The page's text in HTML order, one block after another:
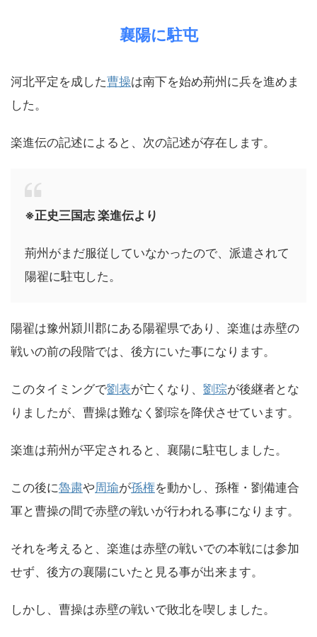
襄陽に駐屯
河北平定を成した曹操は南下を始め荊州に兵を進めま
した。
楽進伝の記述によると、次の記述が存在します。
※正史三国志 楽進伝より
荊州がまだ服従していなかったので、派遣されて
陽翟に駐屯した。
陽翟は豫州潁川郡にある陽翟県であり、楽進は赤壁の
戦いの前の段階では、後方にいた事になります。
このタイミングで劉表が亡くなり、 劉琮が後継者とな
りましたが、曹操は難なく劉琮を降伏させています。
楽進は荊州が平定されると、襄陽に駐屯しました。
この後に魯粛や周瑜が孫権を動かし、孫権・劉備連合
軍と曹操の間で赤壁の戦いが行われる事になります。
それを考えると、楽進は赤壁の戦いでの本戦には参加
せず、後方の襄陽にいたと見る事が出来ます。
しかし、曹操は赤壁の戦いで敗北を喫しました。